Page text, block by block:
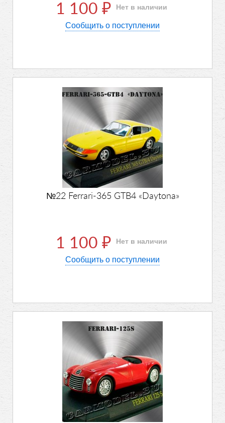
1 100 ₽ Нет в наличии
Сообщить о поступлении
№22 Ferrari-365 GTB4 «Daytona»
1 100 ₽ Нет в наличии
Сообщить о поступлении